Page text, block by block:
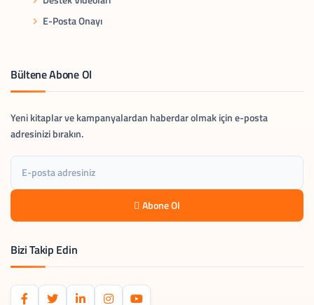
E-Posta Onayı
Bültene Abone Ol
Yeni kitaplar ve kampanyalardan haberdar olmak için e-posta
adresinizi bırakın.
Abone Ol
Bizi Takip Edin